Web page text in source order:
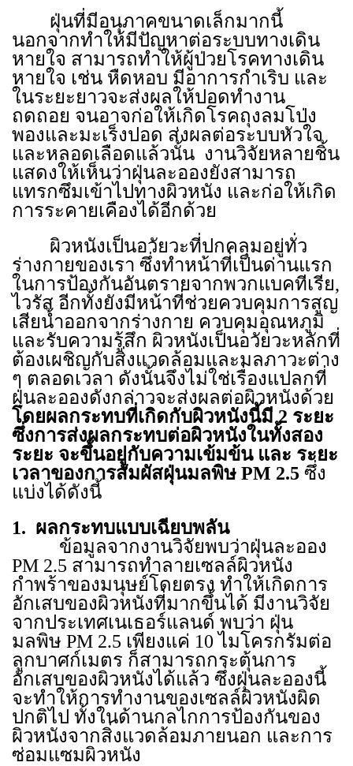
ฝุ่นที่มีอนุภาคขนาดเล็กมากนี้
นอกจากทำให้มีปัญหาต่อระบบทางเดิน
หายใจ สามารถทำให้ผู้ป่วยโรคทางเดิน
หายใจ เช่น หืดหอบ มีอาการกำเริบ และ
ในระยะยาวจะส่งผลให้ปอดทำงาน
ถดถอย จนอาจก่อให้เกิดโรคถุงลมโป่ง
พองและมะเร็งปอด ส่งผลต่อระบบหัวใจ
และหลอดเลือดแล้วนั้น งานวิจัยหลายชิ้น
แสดงให้เห็นว่าฝุ่นละอองยังสามารถ
แทรกซึมเข้าไปทางผิวหนัง และก่อให้เกิด
การระคายเคืองได้อีกด้วย
ผิวหนังเป็นอวัยวะที่ปกคลุมอยู่ทั่ว
ร่างกายของเรา ซึ่งทำหน้าที่เป็นด่านแรก
ในการป้องกันอันตรายจากพวกแบคทีเรีย,
ไวรัส อีกทั้งยังมีหน้าที่ช่วยควบคุมการสูญ
เสียน้ำออกจากร่างกาย ควบคุมอุณหภูมิ
และรับความรู้สึก ผิวหนังเป็นอวัยวะหลักที่
ต้องเผชิญกับสิ่งแวดล้อมและมลภาวะต่าง
ๆ ตลอดเวลา ดังนั้นจึงไม่ใช่เรื่องแปลกที่
ฝุ่นละอองดังกล่าวจะส่งผลต่อผิวหนังด้วย
โดยผลกระทบที่เกิดกับผิวหนังนี้มี2 ระยะ
ซึ่งการส่งผลกระทบต่อผิวหนังในทั้งสอง
ระยะ จะขึ้นอยู่กับความเข้มข้น และ ระยะ
เวลาของการสัมผัสฝุ่นมลพิษ PM 2.5 ซึ่ง
แบ่งได้ดังนี้
1. ผลกระทบแบบเฉียบพลัน
ข้อมูลจากงานวิจัยพบว่าฝุ่นละออง
PM 2.5 สามารถทำลายเซลล์ผิวหนัง
กำพร้าของมนุษย์โดยตรง ทำให้เกิดการ
อักเสบของผิวหนังที่มากขึ้นได้ มีงานวิจัย
จากประเทศเนเธอร์แลนด์ พบว่า ฝุ่น
มลพิษ PM 2.5 เพียงแค่ 10 ไมโครกรัมต่อ
ลูกบาศก์เมตร ก็สามารถกระตุ้นการ
อักเสบของผิวหนังได้แล้ว ซึ่งฝุ่นละอองนี้
จะทำให้การทำงานของเซลล์ผิวหนังผิด
ปกติไป ทั้งในด้านกลไกการป้องกันของ
ผิวหนังจากสิ่งแวดล้อมภายนอก และการ
ซ่อมแซมผิวหนัง